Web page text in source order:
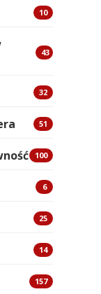
10
43
32
51
100
6
25
14
157